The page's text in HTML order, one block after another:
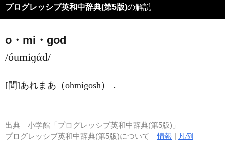
プログレッシブ英和中辞典(第5版)の解説
o・mi・god
/óumiɡάd/
[間]あれまあ（ohmigosh） ．
出典 小学館「プログレッシブ英和中辞典(第5版)」
プログレッシブ英和中辞典(第5版)について情報 | 凡例